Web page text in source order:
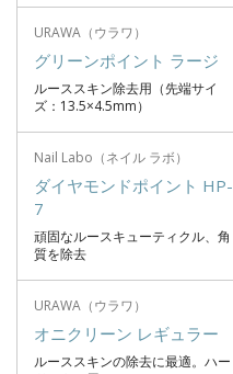
URAWA（ウラワ）
グリーンポイント ラージ
ルーススキン除去用（先端サイ
ズ：13.5×4.5mm）
Nail Labo（ネイル ラボ）
ダイヤモンドポイント HP-
7
頑固なルースキューティクル、角
質を除去
URAWA（ウラワ）
オニクリーン レギュラー
ルーススキンの除去に最適。ハー